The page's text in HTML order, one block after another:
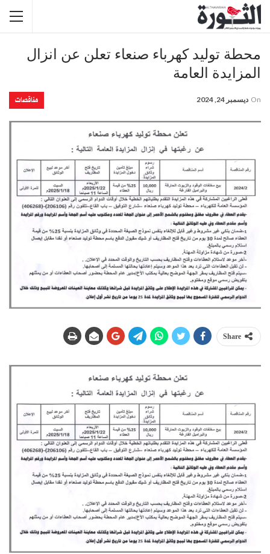
محطة توليد كهرباء صنعاء تعلن عن انزال
المزايدة العامة
مناقصات On ديسمبر 24, 2024
Share